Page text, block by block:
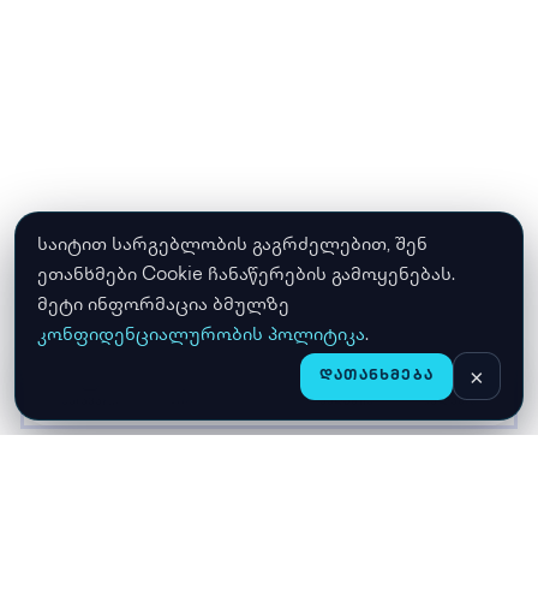
საიტით სარგებლობის გაგრძელებით, შენ
ეთანხმები Cookie ჩანაწერების გამოყენებას.
მეტი ინფორმაცია ბმულზე
კონფიდენციალურობის პოლიტიკა.
ᲓᲐᲗᲐᲜᲮᲛᲔᲑᲐ ×
ᲛᲐᲦᲐᲖᲘᲐ ᲙᲐᲚᲐᲗᲐ